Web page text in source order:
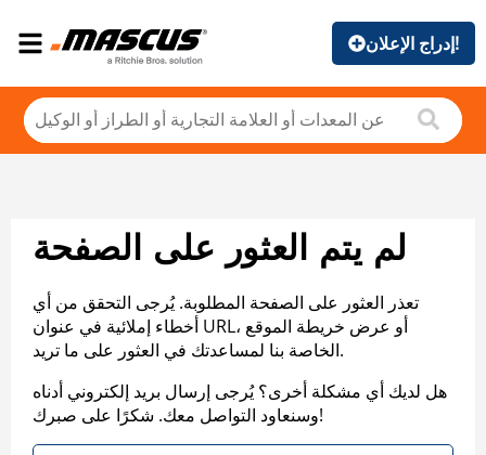
إدراج الإعلان!
لم يتم العثور على الصفحة
تعذر العثور على الصفحة المطلوبة. يُرجى التحقق من أي
أخطاء إملائية في عنوان URL، أو عرض خريطة الموقع
الخاصة بنا لمساعدتك في العثور على ما تريد.
هل لديك أي مشكلة أخرى؟ يُرجى إرسال بريد إلكتروني أدناه
وسنعاود التواصل معك. شكرًا على صبرك!